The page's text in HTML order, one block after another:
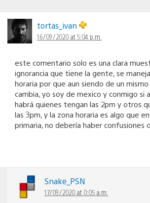
tortas_ivan
16/09/2020 at 5:04 p.m.
este comentario solo es una clara
ignorancia que tiene la gente, se
horaria por que aun siendo de un mismo
cambia, yo soy de mexico y conmigo si
habrá quienes tengan las 2pm y otros
las 3pm, y la zona horaria es algo que
primaria, no debería haber confusiones
Snake_PSN
17/09/2020 at 0:05 a.m.